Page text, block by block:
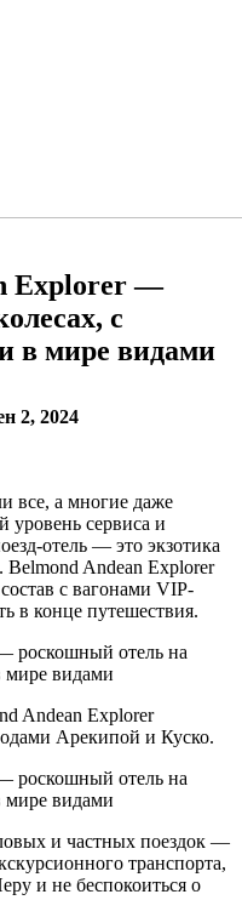
Explorer —
с
в мире видами
2, 2024
все, а многие даже
уровень сервиса и
отель — это экзотика
Andean Explorer
с вагонами VIP-
в конце путешествия.
Andean Explorer
Арекипой и Куско.
и частных поездок —
транспорта,
и не беспокоиться о